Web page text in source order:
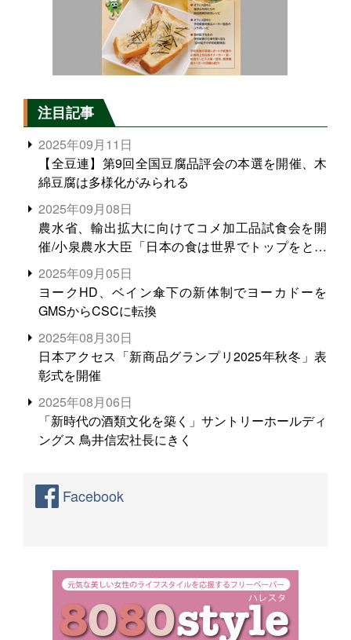
注目記事
2025年09月11日
【全豆連】第9回全国豆腐品評会の本選を開催、木
綿豆腐は多様化がみられる
2025年09月08日
農水省、輸出拡大に向けてコメ加工品試食会を開
催/小泉農水大臣「日本の食は世界でトップをとれ
る。米増産に向けて、米輸出需要の拡大を」
2025年09月05日
ヨークHD、ベイン傘下の新体制でヨーカドーを
GMSからCSCに転換
2025年08月30日
日本アクセス「新商品グランプリ2025年秋冬」表
彰式を開催
2025年08月06日
「新時代の酒類文化を築く」サントリーホールディ
ングス 鳥井信宏社長にきく
Facebook